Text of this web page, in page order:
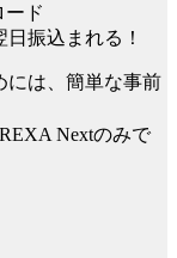
ド
振込まれる！
は、簡単な事前
Nextのみで